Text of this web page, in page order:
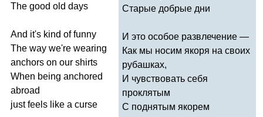
The good old days
And it's kind of funny
The way we're wearing
anchors on our shirts
When being anchored
abroad
just feels like a curse
Старые добрые дни
И это особое развлечение —
Как мы носим якоря на своих
рубашках,
И чувствовать себя
проклятым
С поднятым якорем